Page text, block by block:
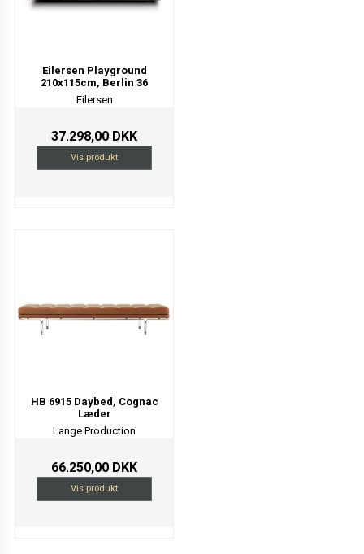
Eilersen Playground
210x115cm, Berlin 36
Eilersen
37.298,00 DKK
Vis produkt
HB 6915 Daybed, Cognac
Læder
Lange Production
66.250,00 DKK
Vis produkt